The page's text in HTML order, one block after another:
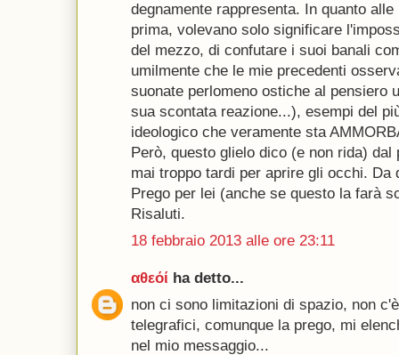
degnamente rappresenta. In quanto
prima, volevano solo significare
del mezzo, di confutare i suoi banali
umilmente che le mie precedenti
suonate perlomeno ostiche al pensiero
sua scontata reazione...), esempi del
ideologico che veramente sta
Però, questo glielo dico (e non rida) dal
mai troppo tardi per aprire gli occhi.
Prego per lei (anche se questo la farà
Risaluti.
18 febbraio 2013 alle ore 23:11
αθεόί ha detto...
non ci sono limitazioni di spazio, non
telegrafici, comunque la prego, mi
nel mio messaggio...